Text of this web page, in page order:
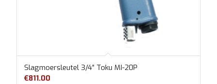
Slagmoersleutel 3/4″ Toku MI-20P
€811.00